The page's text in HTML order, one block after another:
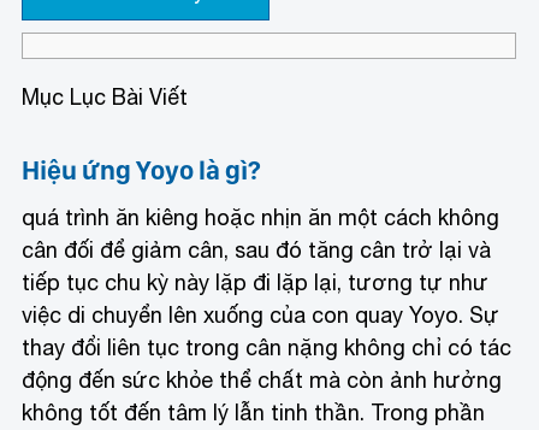
Mục Lục Bài Viết
Hiệu ứng Yoyo là gì?
quá trình ăn kiêng hoặc nhịn ăn một cách không
cân đối để giảm cân, sau đó tăng cân trở lại và
tiếp tục chu kỳ này lặp đi lặp lại, tương tự như
việc di chuyển lên xuống của con quay Yoyo. Sự
thay đổi liên tục trong cân nặng không chỉ có tác
động đến sức khỏe thể chất mà còn ảnh hưởng
không tốt đến tâm lý lẫn tinh thần. Trong phần